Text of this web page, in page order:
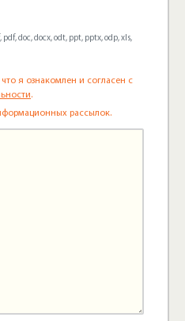
doc, docx, odt, ppt, pptx, odp, xls,
я ознакомлен и согласен с
.
рассылок.